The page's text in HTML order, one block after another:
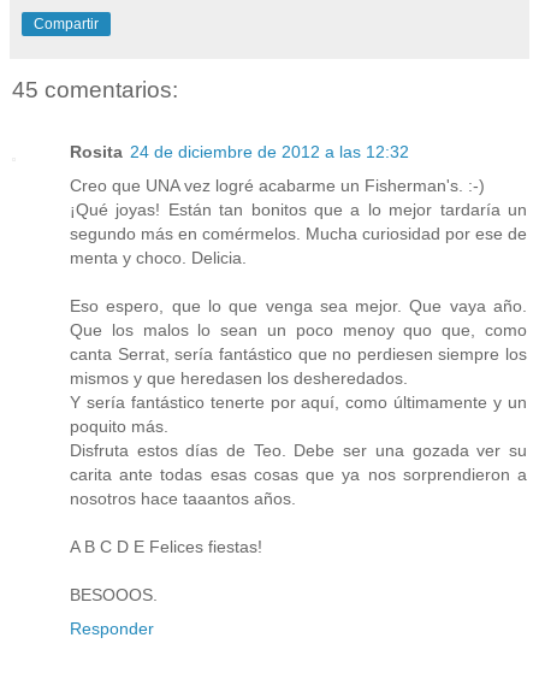
Compartir
45 comentarios:
Rosita 24 de diciembre de 2012 a las 12:32
Creo que UNA vez logré acabarme un Fisherman's. :-)
¡Qué joyas! Están tan bonitos que a lo mejor tardaría un
segundo más en comérmelos. Mucha curiosidad por ese de
menta y choco. Delicia.
Eso espero, que lo que venga sea mejor. Que vaya año.
Que los malos lo sean un poco menoy quo que, como
canta Serrat, sería fantástico que no perdiesen siempre los
mismos y que heredasen los desheredados.
Y sería fantástico tenerte por aquí, como últimamente y un
poquito más.
Disfruta estos días de Teo. Debe ser una gozada ver su
carita ante todas esas cosas que ya nos sorprendieron a
nosotros hace taaantos años.
A B C D E Felices fiestas!
BESOOOS.
Responder